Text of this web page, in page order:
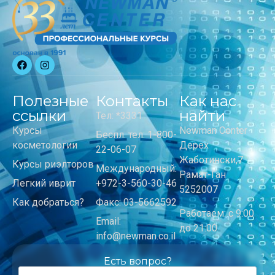
Полезные
ссылки
Курсы
косметологии
Курсы риэлторов
Легкий иврит
Как добраться?
Контакты
Тел: *3331
Беспл. тел: 1-800-
22-06-07
Международный:
+972-3-560-30-46
Факс: 03-5662592
Email:
info@newman.co.il
Как нас
найти
Newman Center
Дерех
Жаботински,7
Рамат-Ган
5252007
Работаем: с 9:00
до 21:00
Есть вопрос?